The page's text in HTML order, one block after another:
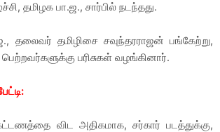
தமிழக பா.ஜ., சார்பில் நடந்தது.
தலைவர் தமிழிசை சவுந்தரராஜன் பங்கேற்று,
பரிசுகள் வழங்கினார்.
விட அதிகமாக, சர்கார் படத்துக்கு,